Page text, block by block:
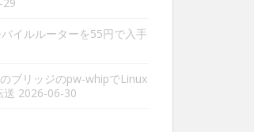
イルルーターを55円で入手
ブリッジのpw-whipでLinux
送 2026-06-30